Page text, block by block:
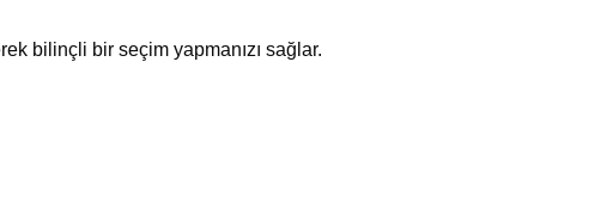
bilinçli bir seçim yapmanızı sağlar.